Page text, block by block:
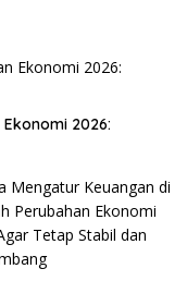
2026: